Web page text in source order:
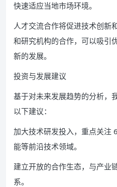
快速适应当地市场环境。
人才交流合作将促进技术创新
和研究机构的合作，可以吸引
新的发展。
投资与发展建议
基于对未来发展趋势的分析，
以下建议：
加大技术研发投入，重点关注
能等前沿技术领域。
建立开放的合作生态，与产业
系。